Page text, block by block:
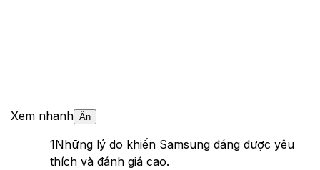
Xem nhanh Ẩn
1Những lý do khiến Samsung đáng được yêu
thích và đánh giá cao.